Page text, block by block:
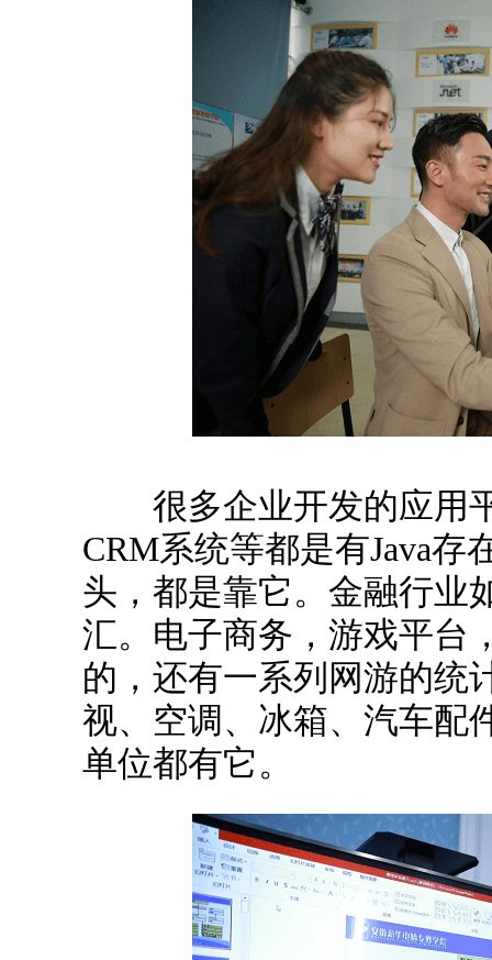
很多企业开发的应用
CRM系统等都是有Java
头，都是靠它。金融行业
汇。电子商务，游戏平台
的，还有一系列网游的统
视、空调、冰箱、汽车配
单位都有它。